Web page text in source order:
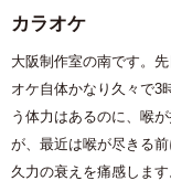
カラオケ
大阪制作室の南です。
オケ自体かなり久々で3
う体力はあるのに、喉
が、最近は喉が尽きる
久力の衰えを痛感しま